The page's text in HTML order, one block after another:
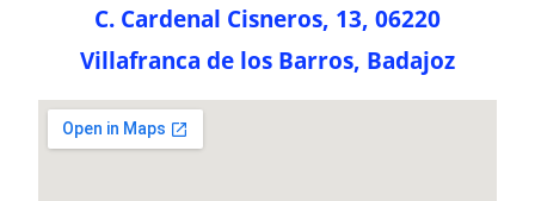
C. Cardenal Cisneros, 13, 06220
Villafranca de los Barros, Badajoz